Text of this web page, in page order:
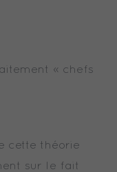
« chefs
cette théorie
sur le fait